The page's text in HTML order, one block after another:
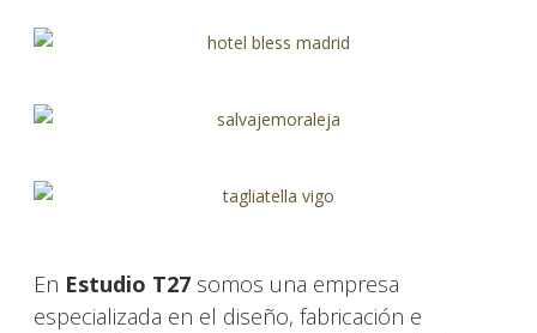
En Estudio T27 somos una empresa
especializada en el diseño, fabricación e